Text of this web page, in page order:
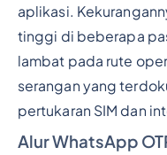
aplikasi.
tinggi di beberapa
lambat pada rute
serangan yang
pertukaran SIM dan
Alur WhatsApp